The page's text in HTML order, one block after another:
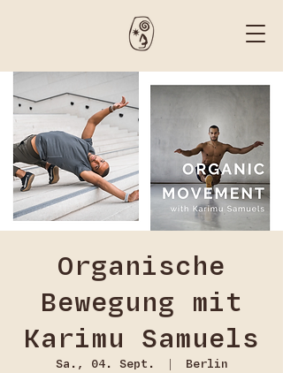
Organische
Bewegung mit
Karimu Samuels
Sa., 04. Sept.
  |
Berlin